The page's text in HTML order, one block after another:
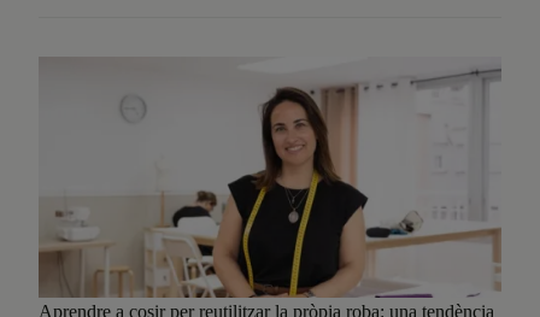
Aprendre a cosir per reutilitzar la pròpia roba: una tendència